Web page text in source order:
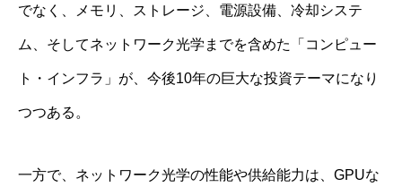
でなく、メモリ、ストレージ、電源設備、冷却システ
ム、そしてネットワーク光学までを含めた「コンピュー
ト・インフラ」が、今後10年の巨大な投資テーマになり
つつある。
一方で、ネットワーク光学の性能や供給能力は、GPUな